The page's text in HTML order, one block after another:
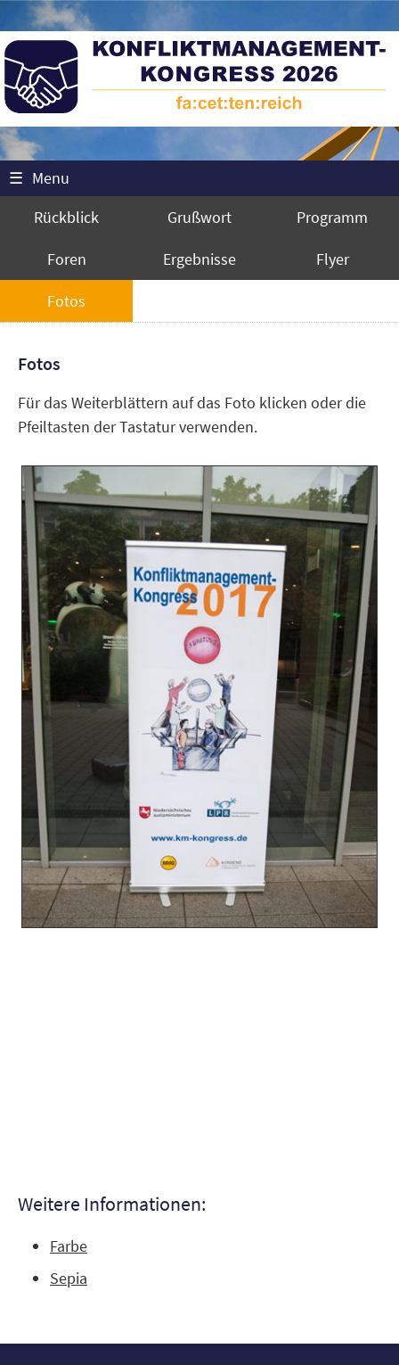
☰ Menu
Rückblick
Grußwort Programm
Foren Ergebnisse Flyer
Fotos
Fotos
Für das Weiterblättern auf das Foto klicken oder die
Pfeiltasten der Tastatur verwenden.
Weitere Informationen:
Farbe
Sepia